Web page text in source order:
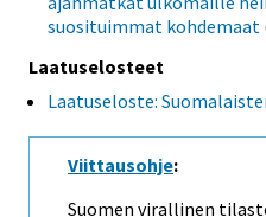
suosituimmat kohdemaat
Laatuselosteet
Laatuseloste:
Viittausohje:
Suomen virallinen